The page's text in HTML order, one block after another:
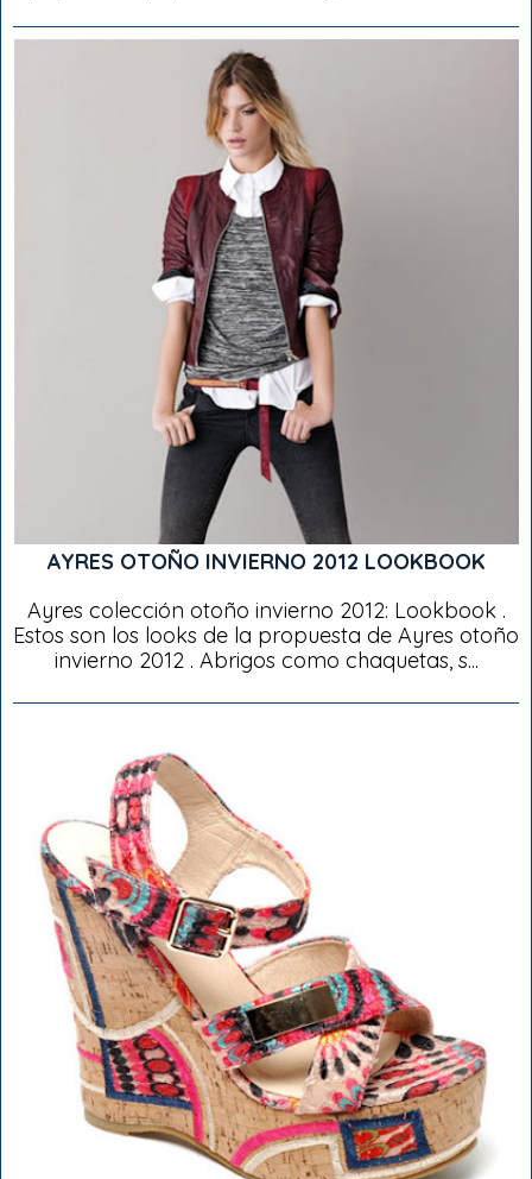
AYRES OTOÑO INVIERNO 2012 LOOKBOOK
Ayres colección otoño invierno 2012: Lookbook .
Estos son los looks de la propuesta de Ayres otoño
invierno 2012 . Abrigos como chaquetas, s...